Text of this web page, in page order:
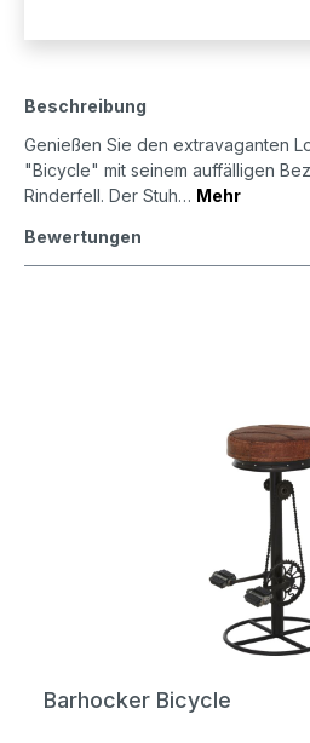
Beschreibung
Genießen Sie den extravaganten
"Bicycle" mit seinem auffälligen
Rinderfell. Der Stuh… Mehr
Bewertungen
Barhocker Bicycle